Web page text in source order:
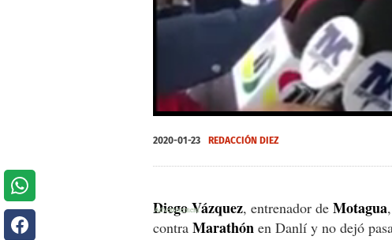
seconds
of
2020-01-23 REDACCIÓN DIEZ
Diego Vázquez, entrenador de Motagua
contra Marathón en Danlí y no dejó